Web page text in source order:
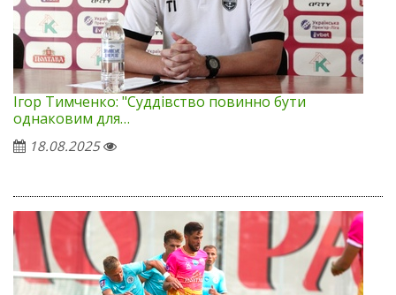
Ігор Тимченко: "Суддівство повинно бути
однаковим для…
18.08.2025